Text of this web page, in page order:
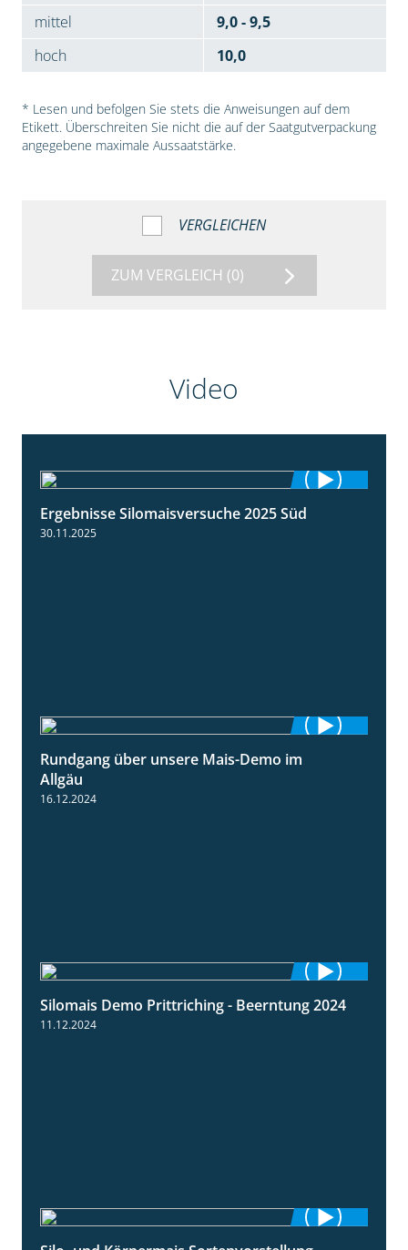
mittel
9,0 - 9,5
hoch
10,0
* Lesen und befolgen Sie stets die Anweisungen auf dem
Etikett. Überschreiten Sie nicht die auf der Saatgutverpackung
angegebene maximale Aussaatstärke.
VERGLEICHEN
ZUM VERGLEICH (0)
Video
Ergebnisse Silomaisversuche 2025 Süd
30.11.2025
Rundgang über unsere Mais-Demo im
Allgäu
16.12.2024
12:28
Silomais Demo Prittriching - Beerntung 2024
11.12.2024